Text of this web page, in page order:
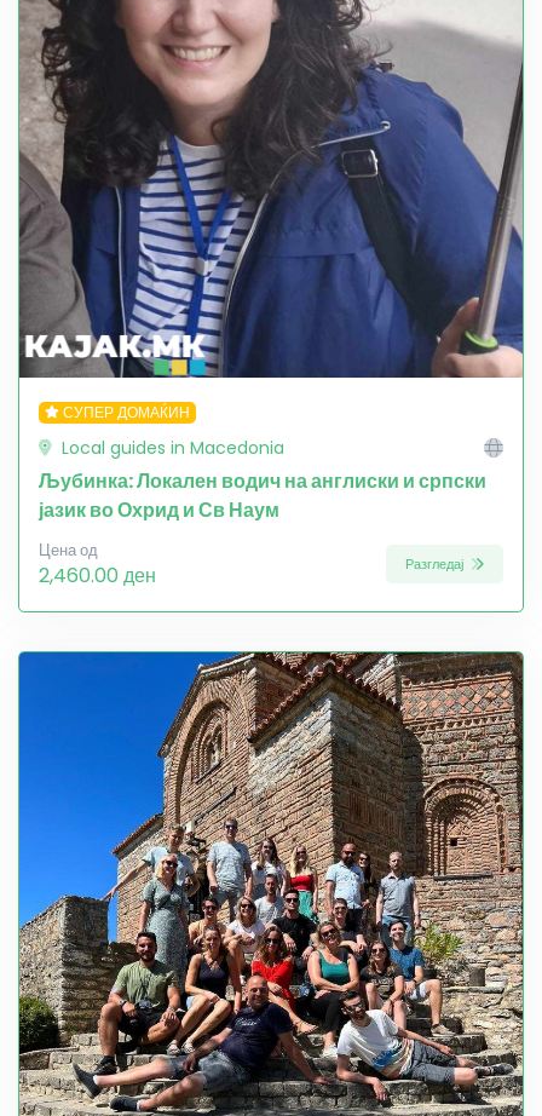
СУПЕР ДОМАЌИН
Local guides in Macedonia
Љубинка: Локален водич на англиски и српски
јазик во Охрид и Св Наум
Цена од
2,460.00 ден Разгледај